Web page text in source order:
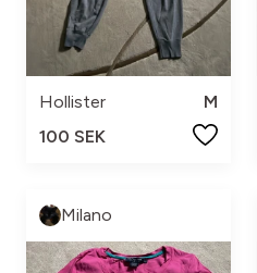
Hollister
M
100 SEK
Milano